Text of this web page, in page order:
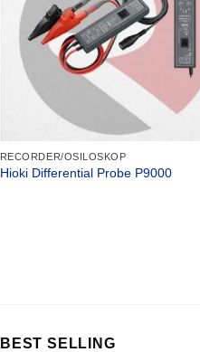
RECORDER/OSILOSKOP
Hioki Differential Probe P9000
BEST SELLING